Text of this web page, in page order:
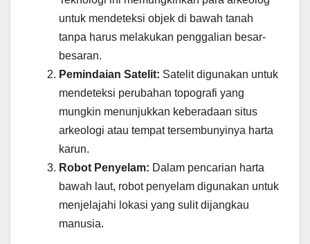
untuk mendeteksi objek di bawah tanah
tanpa harus melakukan penggalian besar-
besaran.
Pemindaian Satelit: Satelit digunakan untuk
mendeteksi perubahan topografi yang
mungkin menunjukkan keberadaan situs
arkeologi atau tempat tersembunyinya harta
karun.
Robot Penyelam: Dalam pencarian harta
bawah laut, robot penyelam digunakan untuk
menjelajahi lokasi yang sulit dijangkau
manusia.